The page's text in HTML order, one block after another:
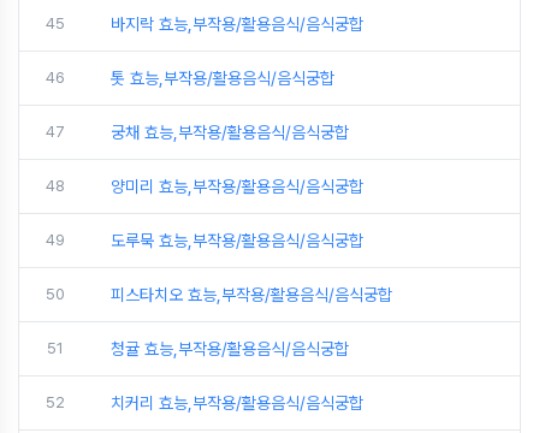
45 바지락 효능,부작용/활용음식/음식궁합
46 톳 효능,부작용/활용음식/음식궁합
47 궁채 효능,부작용/활용음식/음식궁합
48 양미리 효능,부작용/활용음식/음식궁합
49 도루묵 효능,부작용/활용음식/음식궁합
50 피스타치오 효능,부작용/활용음식/음식궁합
51 청귤 효능,부작용/활용음식/음식궁합
52 치커리 효능,부작용/활용음식/음식궁합